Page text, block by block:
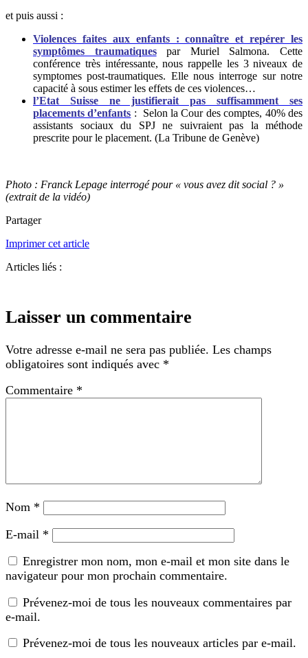
et puis aussi :
Violences faites aux enfants : connaître et repérer les
symptômes traumatiques
par Muriel Salmona. Cette
conférence très intéressante, nous rappelle les 3 niveaux de
symptomes post-traumatiques. Elle nous interroge sur notre
capacité à sous estimer les effets de ces violences…
l’Etat Suisse ne justifierait pas suffisamment ses
placements d’enfants :
Selon la Cour des comptes, 40% des
assistants sociaux du SPJ ne suivraient pas la méthode
prescrite pour le placement. (La Tribune de Genève)
Photo : Franck Lepage interrogé pour « vous avez dit social ? »
(extrait de la vidéo)
Partager
Imprimer cet article
Articles liés :
Laisser un commentaire
Votre adresse e-mail ne sera pas publiée. Les champs
obligatoires sont indiqués avec *
Commentaire *
Nom *
E-mail *
Enregistrer mon nom, mon e-mail et mon site dans le
navigateur pour mon prochain commentaire.
Prévenez-moi de tous les nouveaux commentaires par
e-mail.
Prévenez-moi de tous les nouveaux articles par e-mail.